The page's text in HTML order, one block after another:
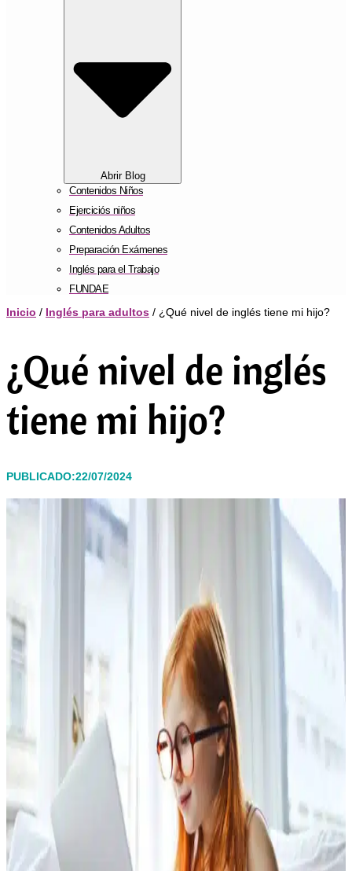
Abrir Blog
Contenidos Niños
Ejerciciós niños
Contenidos Adultos
Preparación Exámenes
Inglés para el Trabajo
FUNDAE
Inicio / Inglés para adultos / ¿Qué nivel de inglés tiene mi hijo?
¿Qué nivel de inglés
tiene mi hijo?
PUBLICADO:22/07/2024